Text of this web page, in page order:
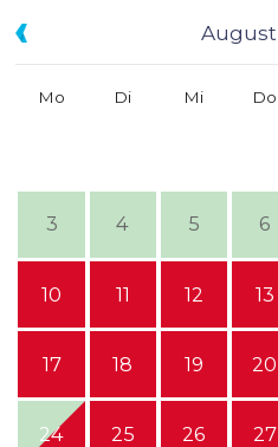
August
Mo Di Mi Do
3 4 5 6
10 11 12 13
17 18 19 20
24 25 26 27